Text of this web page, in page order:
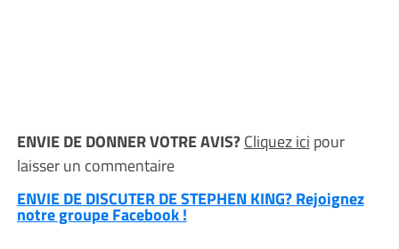
ENVIE DE DONNER VOTRE AVIS?Cliquez ici pour
laisser un commentaire
ENVIE DE DISCUTER DE STEPHEN KING? Rejoignez
notre groupe Facebook !